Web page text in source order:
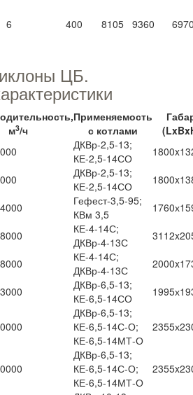
6 400 8105 9360
ЦБ.
м3/ч
Применяемость
с котлами
ДКВр-2,5-13;
КЕ-2,5-14СО
ДКВр-2,5-13;
КЕ-2,5-14СО
Гефест-3,5-95;
КВм 3,5
КЕ-4-14С;
ДКВр-4-13С
КЕ-4-14С;
ДКВр-4-13С
ДКВр-6,5-13;
КЕ-6,5-14СО
ДКВр-6,5-13;
КЕ-6,5-14С-О;
КЕ-6,5-14МТ-О
ДКВр-6,5-13;
КЕ-6,5-14С-О;
КЕ-6,5-14МТ-О